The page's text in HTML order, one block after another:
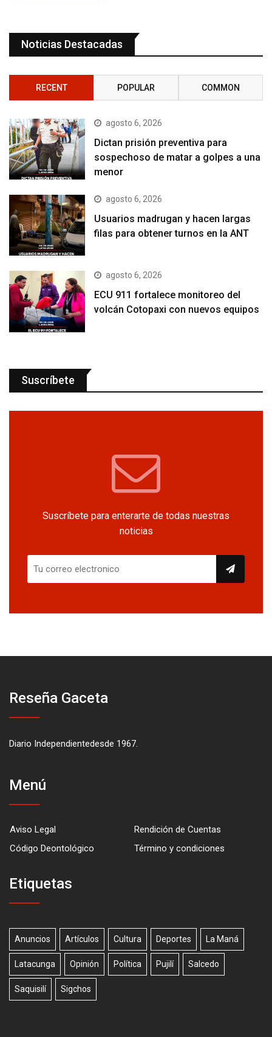
Noticias Destacadas
RECENT POPULAR COMMON
agosto 6, 2026
Dictan prisión preventiva para
sospechoso de matar a golpes a una
menor
agosto 6, 2026
Usuarios madrugan y hacen largas
filas para obtener turnos en la ANT
agosto 6, 2026
ECU 911 fortalece monitoreo del
volcán Cotopaxi con nuevos equipos
Suscríbete
Suscríbete para enterarte de todas nuestras
noticias
Reseña Gaceta
Diario Independientedesde 1967.
Menú
Aviso Legal
Rendición de Cuentas
Código Deontológico
Término y condiciones
Etiquetas
Anuncios Artículos Cultura Deportes La Maná
Latacunga Opinión Política Pujilí Salcedo
Saquisilí Sigchos